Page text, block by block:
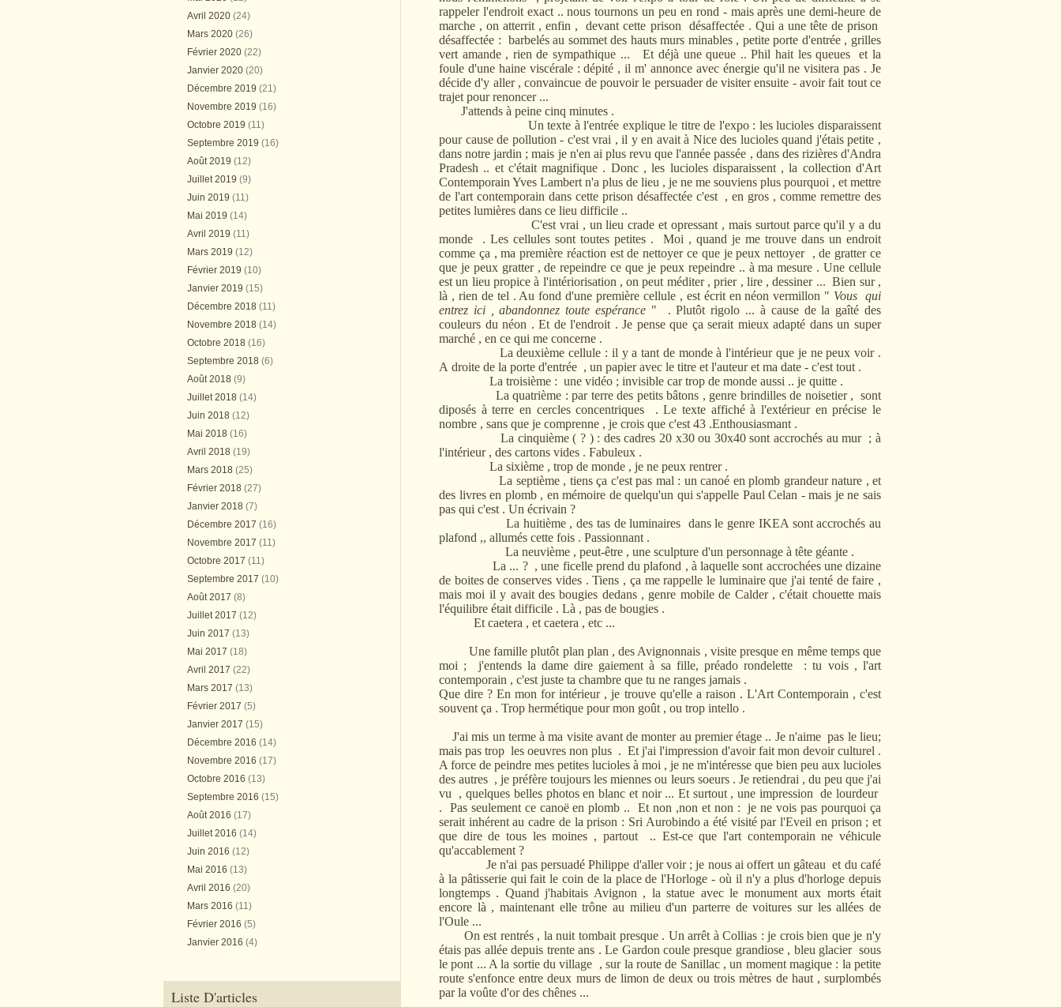
Avril 2020 (24)
Mars 2020 (26)
Février 2020 (22)
Janvier 2020 (20)
Décembre 2019 (21)
Novembre 2019 (16)
Octobre 2019 (11)
Septembre 2019 (16)
Août 2019 (12)
Juillet 2019 (9)
Juin 2019 (11)
Mai 2019 (14)
Avril 2019 (11)
Mars 2019 (12)
Février 2019 (10)
Janvier 2019 (15)
Décembre 2018 (11)
Novembre 2018 (14)
Octobre 2018 (16)
Septembre 2018 (6)
Août 2018 (9)
Juillet 2018 (14)
Juin 2018 (12)
Mai 2018 (16)
Avril 2018 (19)
Mars 2018 (25)
Février 2018 (27)
Janvier 2018 (7)
Décembre 2017 (16)
Novembre 2017 (11)
Octobre 2017 (11)
Septembre 2017 (10)
Août 2017 (8)
Juillet 2017 (12)
Juin 2017 (13)
Mai 2017 (18)
Avril 2017 (22)
Mars 2017 (13)
Février 2017 (5)
Janvier 2017 (15)
Décembre 2016 (14)
Novembre 2016 (17)
Octobre 2016 (13)
Septembre 2016 (15)
Août 2016 (17)
Juillet 2016 (14)
Juin 2016 (12)
Mai 2016 (13)
Avril 2016 (20)
Mars 2016 (11)
Février 2016 (5)
Janvier 2016 (4)
Liste D'articles
rappeler l'endroit exact .. nous tournons un peu en rond - mais après une demi-heure de
marche , on atterrit , enfin , devant cette prison désaffectée . Qui a une tête de prison
désaffectée : barbelés au sommet des hauts murs minables , petite porte d'entrée , grilles
vert amande , rien de sympathique ... Et déjà une queue .. Phil hait les queues et la
foule d'une haine viscérale : dépité , il m' annonce avec énergie qu'il ne visitera pas . Je
décide d'y aller , convaincue de pouvoir le persuader de visiter ensuite - avoir fait tout ce
trajet pour renoncer ...
J'attends à peine cinq minutes .
Un texte à l'entrée explique le titre de l'expo : les lucioles disparaissent
pour cause de pollution - c'est vrai , il y en avait à Nice des lucioles quand j'étais petite ,
dans notre jardin ; mais je n'en ai plus revu que l'année passée , dans des rizières d'Andra
Pradesh .. et c'était magnifique . Donc , les lucioles disparaissent , la collection d'Art
Contemporain Yves Lambert n'a plus de lieu , je ne me souviens plus pourquoi , et mettre
de l'art contemporain dans cette prison désaffectée c'est , en gros , comme remettre des
petites lumières dans ce lieu difficile ..
C'est vrai , un lieu crade et opressant , mais surtout parce qu'il y a du
monde . Les cellules sont toutes petites . Moi , quand je me trouve dans un endroit
comme ça , ma première réaction est de nettoyer ce que je peux nettoyer , de gratter ce
que je peux gratter , de repeindre ce que je peux repeindre .. à ma mesure . Une cellule
est un lieu propice à l'intériorisation , on peut méditer , prier , lire , dessiner ... Bien sur ,
là , rien de tel . Au fond d'une première cellule , est écrit en néon vermillon " Vous qui
entrez ici , abandonnez toute espérance " . Plutôt rigolo ... à cause de la gaîté des
couleurs du néon . Et de l'endroit . Je pense que ça serait mieux adapté dans un super
marché , en ce qui me concerne .
La deuxième cellule : il y a tant de monde à l'intérieur que je ne peux voir .
A droite de la porte d'entrée , un papier avec le titre et l'auteur et ma date - c'est tout .
La troisième : une vidéo ; invisible car trop de monde aussi .. je quitte .
La quatrième : par terre des petits bâtons , genre brindilles de noisetier , sont
diposés à terre en cercles concentriques . Le texte affiché à l'extérieur en précise le
nombre , sans que je comprenne , je crois que c'est 43 .Enthousiasmant .
La cinquième ( ? ) : des cadres 20 x30 ou 30x40 sont accrochés au mur ; à
l'intérieur , des cartons vides . Fabuleux .
La sixième , trop de monde , je ne peux rentrer .
La septième , tiens ça c'est pas mal : un canoé en plomb grandeur nature , et
des livres en plomb , en mémoire de quelqu'un qui s'appelle Paul Celan - mais je ne sais
pas qui c'est . Un écrivain ?
La huitième , des tas de luminaires dans le genre IKEA sont accrochés au
plafond ,, allumés cette fois . Passionnant .
La neuvième , peut-être , une sculpture d'un personnage à tête géante .
La ... ? , une ficelle prend du plafond , à laquelle sont accrochées une dizaine
de boites de conserves vides . Tiens , ça me rappelle le luminaire que j'ai tenté de faire ,
mais moi il y avait des bougies dedans , genre mobile de Calder , c'était chouette mais
l'équilibre était difficile . Là , pas de bougies .
Et caetera , et caetera , etc ...
Une famille plutôt plan plan , des Avignonnais , visite presque en même temps que
moi ; j'entends la dame dire gaiement à sa fille, préado rondelette : tu vois , l'art
contemporain , c'est juste ta chambre que tu ne ranges jamais .
Que dire ? En mon for intérieur , je trouve qu'elle a raison . L'Art Contemporain , c'est
souvent ça . Trop hermétique pour mon goût , ou trop intello .
J'ai mis un terme à ma visite avant de monter au premier étage .. Je n'aime pas le lieu;
mais pas trop les oeuvres non plus . Et j'ai l'impression d'avoir fait mon devoir culturel .
A force de peindre mes petites lucioles à moi , je ne m'intéresse que bien peu aux lucioles
des autres , je préfère toujours les miennes ou leurs soeurs . Je retiendrai , du peu que j'ai
vu , quelques belles photos en blanc et noir ... Et surtout , une impression de lourdeur
. Pas seulement ce canoë en plomb .. Et non ,non et non : je ne vois pas pourquoi ça
serait inhérent au cadre de la prison : Sri Aurobindo a été visité par l'Eveil en prison ; et
que dire de tous les moines , partout .. Est-ce que l'art contemporain ne véhicule
qu'accablement ?
Je n'ai pas persuadé Philippe d'aller voir ; je nous ai offert un gâteau et du café
à la pâtisserie qui fait le coin de la place de l'Horloge - où il n'y a plus d'horloge depuis
longtemps . Quand j'habitais Avignon , la statue avec le monument aux morts était
encore là , maintenant elle trône au milieu d'un parterre de voitures sur les allées de
l'Oule ...
On est rentrés , la nuit tombait presque . Un arrêt à Collias : je crois bien que je n'y
étais pas allée depuis trente ans . Le Gardon coule presque grandiose , bleu glacier sous
le pont ... A la sortie du village , sur la route de Sanillac , un moment magique : la petite
route s'enfonce entre deux murs de limon de deux ou trois mètres de haut , surplombés
par la voûte d'or des chênes ...